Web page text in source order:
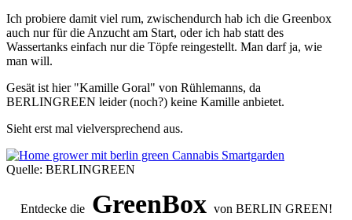
Ich probiere damit viel rum, zwischendurch hab ich die Greenbox
auch nur für die Anzucht am Start, oder ich hab statt des
Wassertanks einfach nur die Töpfe reingestellt. Man darf ja, wie
man will.
Gesät ist hier "Kamille Goral" von Rühlemanns, da
BERLINGREEN leider (noch?) keine Kamille anbietet.
Sieht erst mal vielversprechend aus.
Quelle: BERLINGREEN
Entdecke dieGreenBox von BERLIN GREEN!